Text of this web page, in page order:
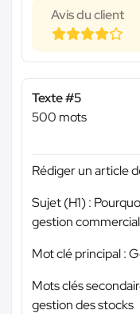
Avis du client
Texte #5
500 mots
Rédiger un article
Sujet (H1) :
gestion
Mot clé principal :
Mots clés
gestion des stocks